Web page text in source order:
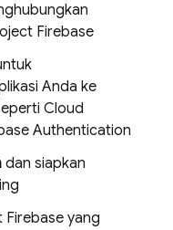
Firebase
Anda ke
Cloud
Authentication
dan siapkan
yang